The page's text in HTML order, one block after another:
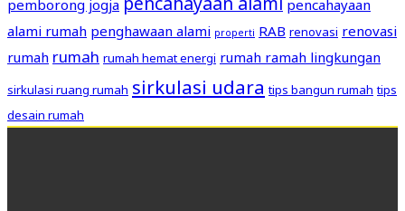
pemborong jogja
pencahayaan
alami rumah penghawaan alami properti RAB renovasi renovasi
rumah rumah rumah hemat energi rumah ramah lingkungan
sirkulasi ruang rumah sirkulasi udara tips bangun rumah tips
desain rumah